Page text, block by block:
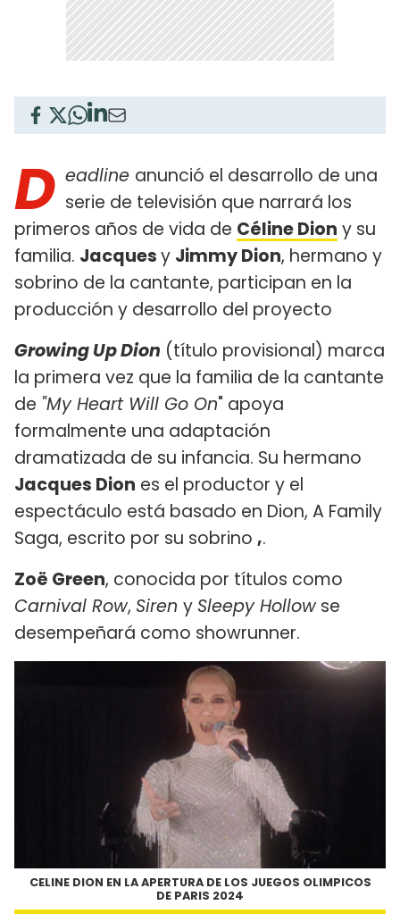
D eadline anunció el desarrollo de una
serie de televisión que narrará los
primeros años de vida de Céline Dion y su
familia. Jacquesy Jimmy Dion, hermano y
sobrino de la cantante, participan en la
producción y desarrollo del proyecto
Growing Up Dion (título provisional) marca
la primera vez que la familia de la cantante
de "My Heart Will Go On" apoya
formalmente una adaptación
dramatizada de su infancia. Su hermano
Jacques Dion es el productor y el
espectáculo está basado en Dion, A Family
Saga, escrito por su sobrino ,.
Zoë Green, conocida por títulos como
Carnival Row, Siren y Sleepy Hollowse
desempeñará como showrunner.
CELINE DION EN LA APERTURA DE LOS JUEGOS OLIMPICOS
DE PARIS 2024